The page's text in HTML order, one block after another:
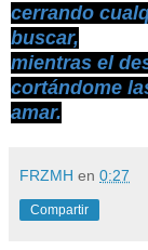
cerrando
buscar,
mientras el
cortándome
amar.
FRZMH en 0:27
Compartir